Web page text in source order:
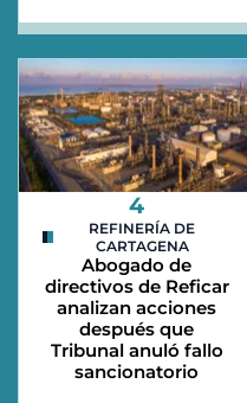
4
REFINERÍA DE
CARTAGENA
Abogado de
directivos de Reficar
analizan acciones
después que
Tribunal anuló fallo
sancionatorio